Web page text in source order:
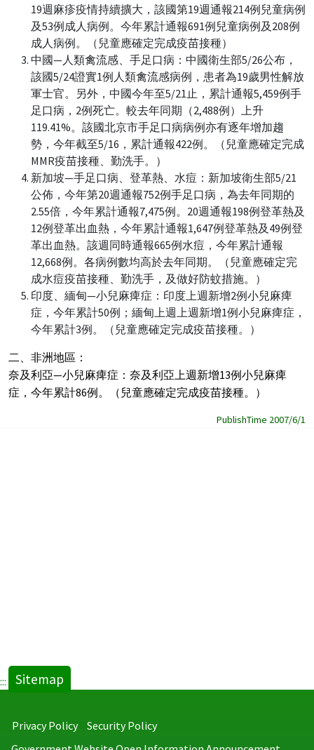
19週麻疹疫情持續擴大，該國第19週通報214例兒童病例
及53例成人病例。今年累計通報691例兒童病例及208例
成人病例。（兒童應確定完成疫苗接種）
中國—人類禽流感、手足口病：中國衛生部5/26公布，
該國5/24證實1例人類禽流感病例，患者為19歲男性解放
軍士官。另外，中國今年至5/21止，累計通報5,459例手
足口病，2例死亡。較去年同期（2,488例）上升
119.41%。該國北京市手足口病病例亦有逐年增加趨
勢，今年截至5/16，累計通報422例。（兒童應確定完成
MMR疫苗接種、勤洗手。）
新加坡—手足口病、登革熱、水痘：新加坡衛生部5/21
公佈，今年第20週通報752例手足口病，為去年同期的
2.55倍，今年累計通報7,475例。20週通報198例登革熱及
12例登革出血熱，今年累計通報1,647例登革熱及49例登
革出血熱。該週同時通報665例水痘，今年累計通報
12,668例。各病例數均高於去年同期。（兒童應確定完
成水痘疫苗接種、勤洗手，及做好防蚊措施。）
印度、緬甸—小兒麻痺症：印度上週新增2例小兒麻痺
症，今年累計50例；緬甸上週上週新增1例小兒麻痺症，
今年累計3例。（兒童應確定完成疫苗接種。）
二、非洲地區：
奈及利亞—小兒麻痺症：奈及利亞上週新增13例小兒麻痺
症，今年累計86例。（兒童應確定完成疫苗接種。）
PublishTime 2007/6/1
::: Sitemap
Privacy Policy
Security Policy